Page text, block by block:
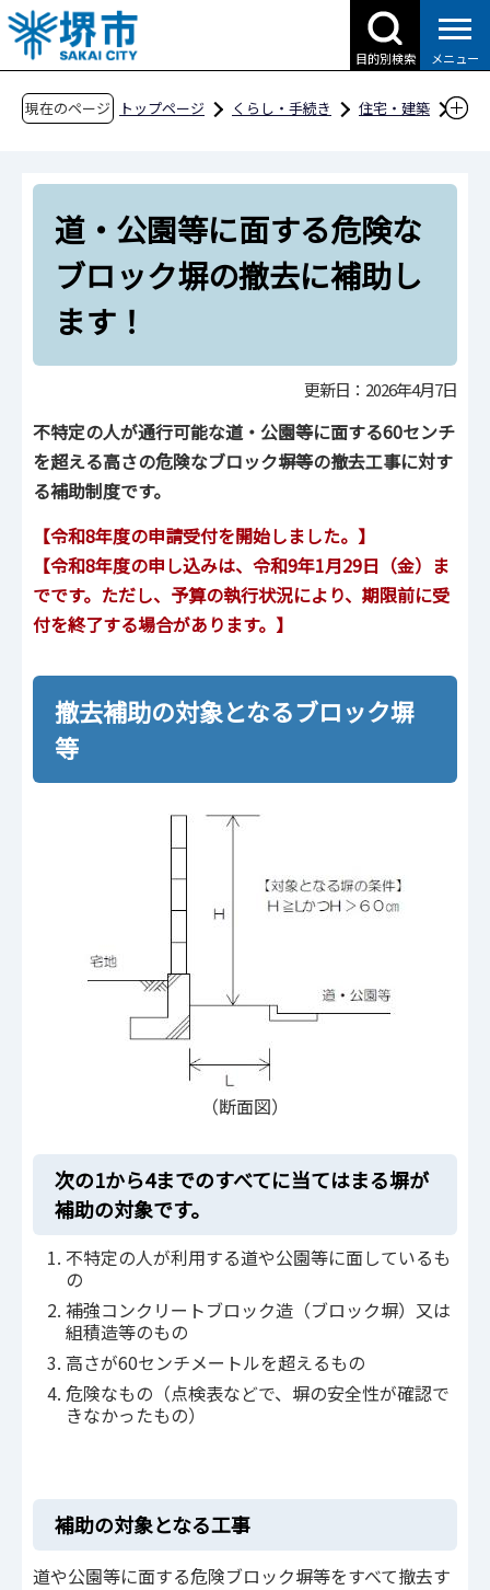
こ
の
ペ
目的別検索 メニュー
現在のページ トップページ くらし・手続き
住宅・建築
道・公園等に面する危険なブロック塀の撤去に
補助します！
道・公園等に面する危険な
ブロック塀の撤去に補助し
ます！
更新日：2026年4月7日
不特定の人が通行可能な道・公園等に面する60センチ
を超える高さの危険なブロック塀等の撤去工事に対す
る補助制度です。
【令和8年度の申請受付を開始しました。】
【令和8年度の申し込みは、令和9年1⽉29⽇（金）ま
でです。ただし、予算の執⾏状況により、期限前に受
付を終了する場合があります。】
撤去補助の対象となるブロック塀
等
（断面図）
次の1から4までのすべてに当てはまる塀が
補助の対象です。
不特定の人が利用する道や公園等に面しているも
の
補強コンクリートブロック造（ブロック塀）又は
組積造等のもの
高さが60センチメートルを超えるもの
危険なもの（点検表などで、塀の安全性が確認で
きなかったもの）
補助の対象となる工事
道や公園等に面する危険ブロック塀等をすべて撤去す